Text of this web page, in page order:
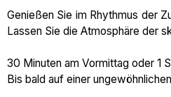
Genießen Sie im Rhythmus der
Lassen Sie die Atmosphäre der
30 Minuten am Vormittag oder 1
Bis bald auf einer